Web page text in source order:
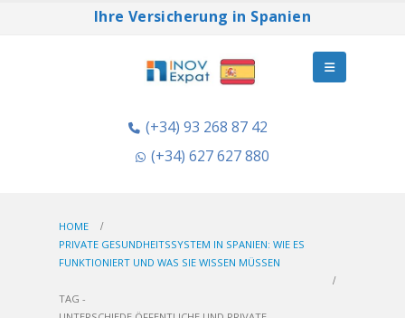
Ihre Versicherung in Spanien
(+34) 93 268 87 42
(+34) 627 627 880
HOME
PRIVATE GESUNDHEITSSYSTEM IN SPANIEN: WIE ES
FUNKTIONIERT UND WAS SIE WISSEN MÜSSEN
TAG -